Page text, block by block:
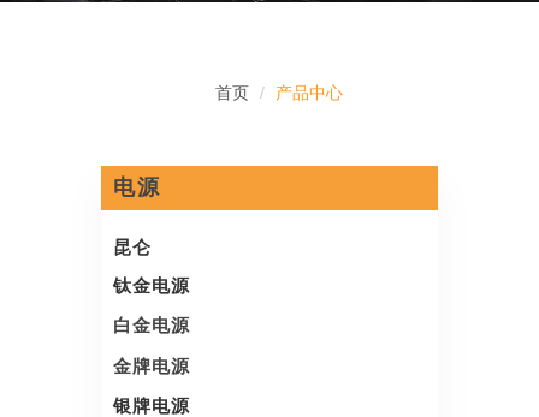
首页 产品中心
电源
昆仑
钛金电源
白金电源
金牌电源
银牌电源